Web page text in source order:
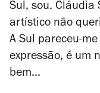
Sul, sou. Cláudia
artístico não
A Sul pareceu-
expressão, é um
bem...